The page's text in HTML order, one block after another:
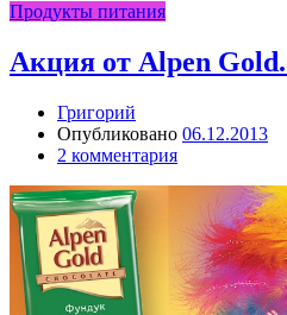
Продукты питания
Акция от Alpen Gold.
Григорий
Опубликовано 06.12.2013
2 комментария